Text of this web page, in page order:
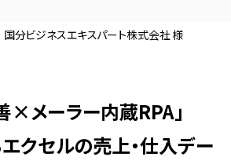
国分ビジネスエキスパート株式会社 様
×メーラー内蔵RPA」
クセルの売上・仕入デー